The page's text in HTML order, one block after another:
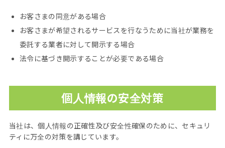
お客さまの同意がある場合
お客さまが希望されるサービスを行なうために当社が業務を
委託する業者に対して開示する場合
法令に基づき開示することが必要である場合
個人情報の安全対策
当社は、個人情報の正確性及び安全性確保のために、セキュリ
ティに万全の対策を講じています。